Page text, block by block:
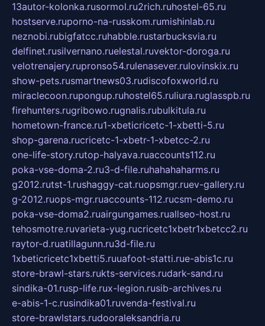
13autor-kolonka.rusormol.ru2rich.ruhostel-65.ru
hostserve.ruporno-na-russkom.rumishinlab.ru
neznobi.rubigfatcc.ruhabble.rustarbucksvia.ru
delfinet.rusilvernano.ruelestal.ruvektor-doroga.ru
velotrenajery.rupronso54.rulenasever.rulovinskix.ru
show-pets.rusmartnews03.rudiscofoxworld.ru
miraclecoon.rupongup.ruhostel65.ruliura.ruglasspb.ru
firehunters.rugribowo.rugnalis.rubulkitula.ru
hometown-france.ru1-xbeticricetc-1-xbetti-5.ru
shop-garena.rucricetc-1-xbetr-1-xbetcc-2.ru
one-life-story.rutop-halyava.ruaccounts112.ru
poka-vse-doma-2.ru3-d-file.ruhahahaharms.ru
g2012.rutst-1.rushaggy-cat.ruopsmgr.ruev-gallery.ru
g-2012.ruops-mgr.ruaccounts-112.rucsm-demo.ru
poka-vse-doma2.ruairgungames.ruallseo-host.ru
tehosmotre.ruvarieta-yug.rucricetc1xbetr1xbetcc2.ru
raytor-d.ruatillagunn.ru3d-file.ru
1xbeticricetc1xbetti5.ruuafoot-statti.rue-abis1c.ru
store-brawl-stars.rukts-services.rudark-sand.ru
sindika-01.rusp-life.rux-legion.rusib-archives.ru
e-abis-1-c.rusindika01.ruvenda-festival.ru
store-brawlstars.rudooraleksandria.ru